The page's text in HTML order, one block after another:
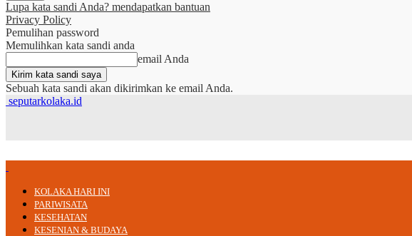
Lupa kata sandi Anda? mendapatkan bantuan
Privacy Policy
Pemulihan password
Memulihkan kata sandi anda
email Anda
Sebuah kata sandi akan dikirimkan ke email Anda.
seputarkolaka.id
KOLAKA HARI INI
PARIWISATA
KESEHATAN
KESENIAN & BUDAYA